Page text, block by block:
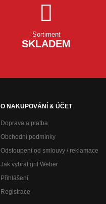
Sortiment
SKLADEM
O NAKUPOVÁNÍ & ÚČET
Doprava a platba
Obchodní podmínky
Odstoupení od smlouvy / reklamace
Jak vybrat gril Weber
Přihlášení
Registrace